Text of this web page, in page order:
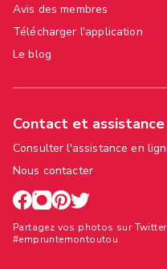
Avis des membres
Télécharger l'application
Le blog
Contact et
Consulter l'assistance en
Nous contacter
Partagez vos photos sur
#empruntemontoutou